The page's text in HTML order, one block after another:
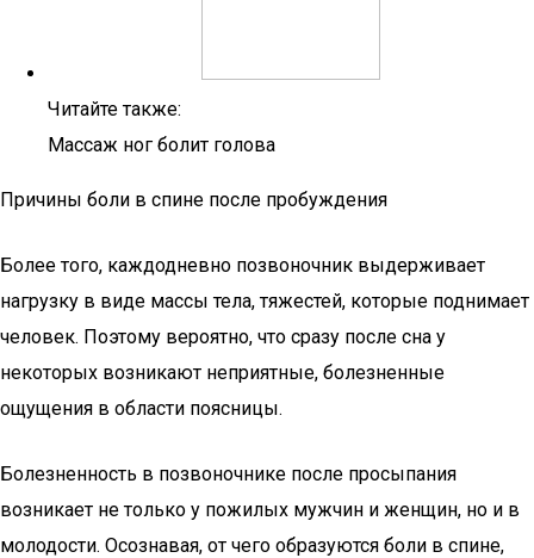
Читайте также:
Массаж ног болит голова
Причины боли в спине после пробуждения
Более того, каждодневно позвоночник выдерживает
нагрузку в виде массы тела, тяжестей, которые поднимает
человек. Поэтому вероятно, что сразу после сна у
некоторых возникают неприятные, болезненные
ощущения в области поясницы.
Болезненность в позвоночнике после просыпания
возникает не только у пожилых мужчин и женщин, но и в
молодости. Осознавая, от чего образуются боли в спине,